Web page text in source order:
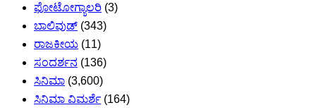
ಫೋಟೋಗ್ಯಾಲರಿ (3)
ಬಾಲಿವುಡ್ (343)
ರಾಜಕೀಯ (11)
ಸಂದರ್ಶನ (136)
ಸಿನಿಮಾ (3,600)
ಸಿನಿಮಾ ವಿಮರ್ಶೆ (164)